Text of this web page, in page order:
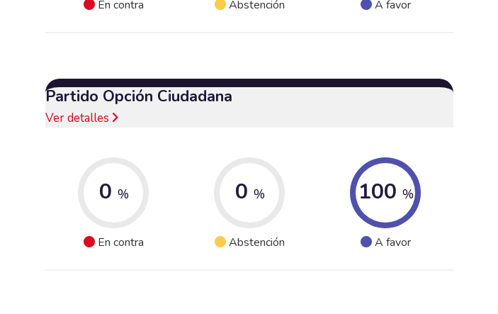
En contra Abstención A favor
Partido Opción Ciudadana
Ver detalles
0 %
En contra
0 %
Abstención
100 %
A favor